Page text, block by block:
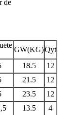
de
GW(KG)Qyt
18.5
12
21.5
12
23.5
12
13.5
4